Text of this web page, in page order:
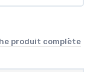
produit complète